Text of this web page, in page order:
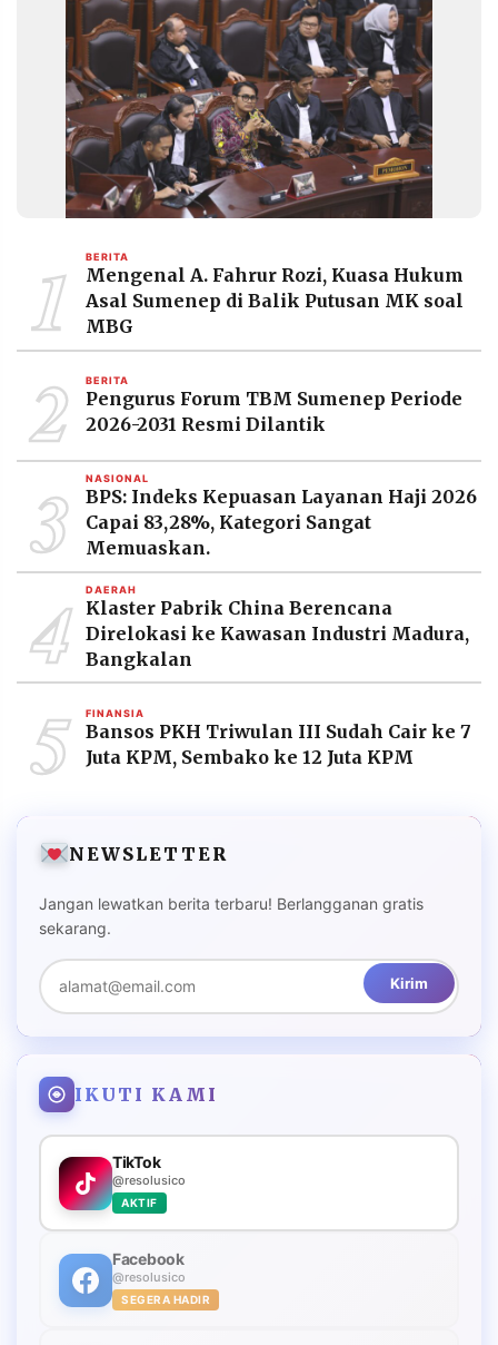
RESOLUSI
MEDIA
©
Resolusi.co
-
PT.
RESOLUSI
MEDIA
PRAMUDITA
1 BERITA
Mengenal A. Fahrur Rozi, Kuasa Hukum
Asal Sumenep di Balik Putusan MK soal
MBG
2 BERITA
Pengurus Forum TBM Sumenep Periode
2026-2031 Resmi Dilantik
3 NASIONAL
BPS: Indeks Kepuasan Layanan Haji 2026
Capai 83,28%, Kategori Sangat
Memuaskan.
4 DAERAH
Klaster Pabrik China Berencana
Direlokasi ke Kawasan Industri Madura,
Bangkalan
5 FINANSIA
Bansos PKH Triwulan III Sudah Cair ke 7
Juta KPM, Sembako ke 12 Juta KPM
NEWSLETTER
Jangan lewatkan berita terbaru! Berlangganan gratis
sekarang.
Kirim
IKUTI KAMI
TikTok
@resolusico
AKTIF
Facebook
@resolusico
SEGERA HADIR